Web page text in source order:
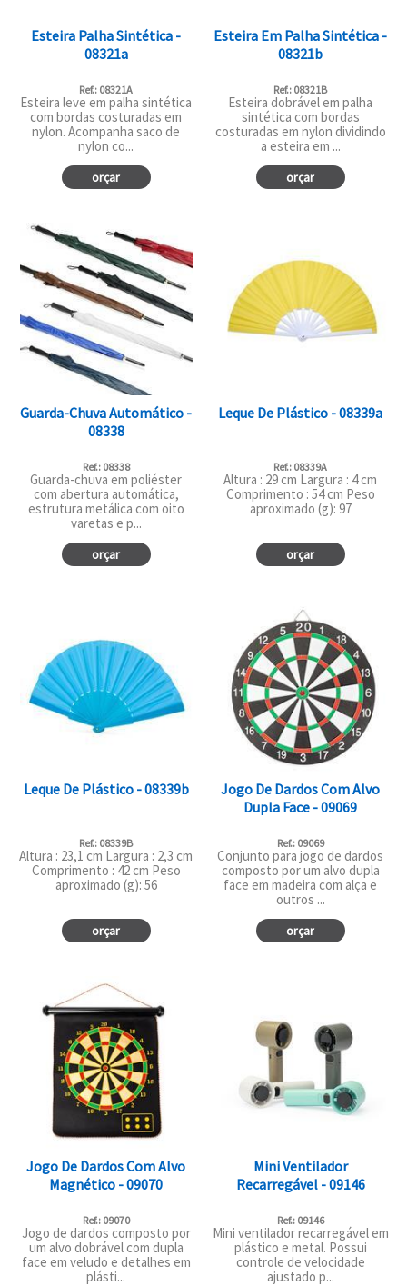
Esteira Palha Sintética -
08321a
Ref.: 08321A
Esteira leve em palha sintética
com bordas costuradas em
nylon. Acompanha saco de
nylon co...
orçar
Esteira Em Palha Sintética -
08321b
Ref.: 08321B
Esteira dobrável em palha
sintética com bordas
costuradas em nylon dividindo
a esteira em ...
orçar
Guarda-Chuva Automático -
08338
Ref.: 08338
Guarda-chuva em poliéster
com abertura automática,
estrutura metálica com oito
varetas e p...
orçar
Leque De Plástico - 08339a
Ref.: 08339A
Altura : 29 cm Largura : 4 cm
Comprimento : 54 cm Peso
aproximado (g): 97
orçar
Leque De Plástico - 08339b
Ref.: 08339B
Altura : 23,1 cm Largura : 2,3 cm
Comprimento : 42 cm Peso
aproximado (g): 56
orçar
Jogo De Dardos Com Alvo
Dupla Face - 09069
Ref.: 09069
Conjunto para jogo de dardos
composto por um alvo dupla
face em madeira com alça e
outros ...
orçar
Jogo De Dardos Com Alvo
Magnético - 09070
Ref.: 09070
Jogo de dardos composto por
um alvo dobrável com dupla
face em veludo e detalhes em
plásti...
Mini Ventilador
Recarregável - 09146
Ref.: 09146
Mini ventilador recarregável em
plástico e metal. Possui
controle de velocidade
ajustado p...